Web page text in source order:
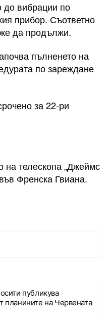
вибрации по
прибор. Съответно
да продължи.
пълненето на
по зареждане
за 22-ри
на телескопа „Джеймс
Френска Гвиана.
публикува
планините на Червената